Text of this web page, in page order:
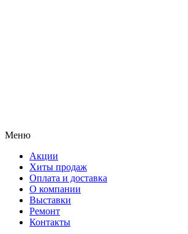
Меню
Акции
Хиты продаж
Оплата и доставка
О компании
Выставки
Ремонт
Контакты